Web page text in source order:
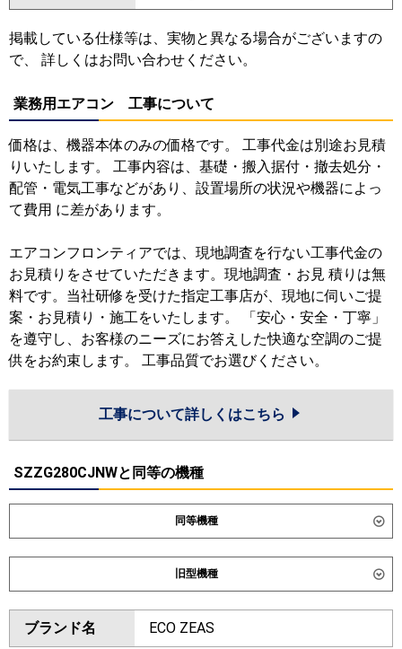
掲載している仕様等は、実物と異なる場合がございますの
で、 詳しくはお問い合わせください。
業務用エアコン 工事について
価格は、機器本体のみの価格です。 工事代金は別途お見積
りいたします。 工事内容は、基礎・搬入据付・撤去処分・
配管・電気工事などがあり、設置場所の状況や機器によっ
て費用 に差があります。
エアコンフロンティアでは、現地調査を行ない工事代金の
お見積りをさせていただきます。現地調査・お見 積りは無
料です。当社研修を受けた指定工事店が、現地に伺いご提
案・お見積り・施工をいたします。 「安心・安全・丁寧」
を遵守し、お客様のニーズにお答えした快適な空調のご提
供をお約束します。 工事品質でお選びください。
工事について詳しくはこちら
SZZG280CJNWと同等の機種
同等機種
ダイキン SZRG280CW SZRG280CNW
東芝 GWSF28014XU GWSF28014MUB
三菱電機 PLZD-ERMP280L6
旧型機種
ダイキン SZRG280BANW SZRG280BAW
SZRG280BBANW
ブランド名 ECO ZEAS